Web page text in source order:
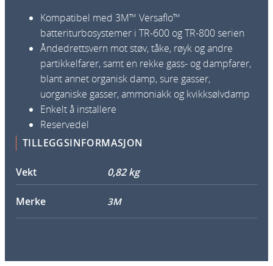
Kompatibel med 3M™ Versaflo™
batteriturbosystemer i TR-600 og TR-800 serien
Åndedrettsvern mot støv, tåke, røyk og andre
partikkelfarer, samt en rekke gass- og dampfarer,
blant annet organisk damp, sure gasser,
uorganiske gasser, ammoniakk og kvikksølvdamp
Enkelt å installere
Reservedel
TILLEGGSINFORMASJON
Vekt 0,82 kg
Merke 3M